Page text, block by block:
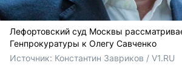
Лефортовский суд Москвы
Генпрокуратуры к Олегу Савченко
Источник: Константин Завриков / V1.RU